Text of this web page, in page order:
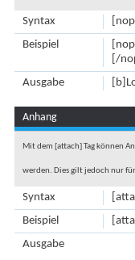
Syntax
[/
Beispiel
Ausgabe
Anhang
Mit dem [attach] Tag können
werden. Dies gilt jedoch nur
Syntax
Beispiel
Ausgabe